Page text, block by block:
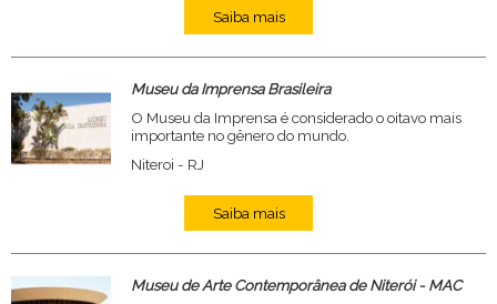
Saiba mais
Museu da Imprensa Brasileira
O Museu da Imprensa é considerado o oitavo mais
importante no gênero do mundo.
Niteroi - RJ
Saiba mais
Museu de Arte Contemporânea de Niterói - MAC